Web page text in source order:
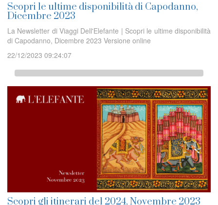
Scopri le ultime disponibilità di Capodanno,
Dicembre 2023
La Newsletter di Viaggi Dell'Elefante | Scopri le ultime disponibilità
di Capodanno, Dicembre 2023 Versione online
22/12/2023 09:24:07
Scopri gli itinerari del 2024, Novembre 2023